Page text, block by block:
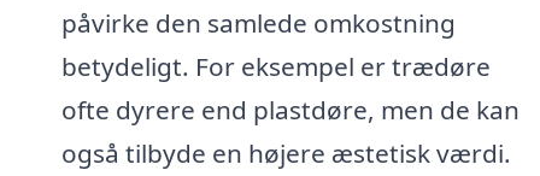
påvirke den samlede omkostning
betydeligt. For eksempel er trædøre
ofte dyrere end plastdøre, men de kan
også tilbyde en højere æstetisk værdi.